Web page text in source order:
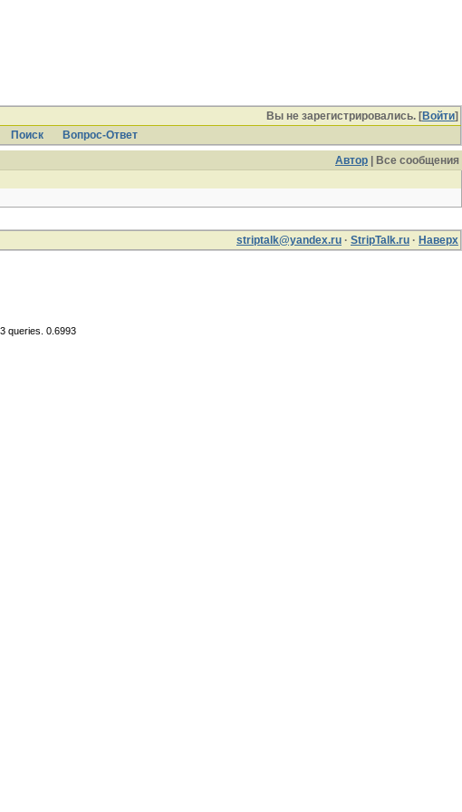
Вы не зарегистрировались. [Войти]
Поиcк
Вопрос-Ответ
Автор | Все сообщения
striptalk@yandex.ru · StripTalk.ru · Наверх
queries. 0.6993